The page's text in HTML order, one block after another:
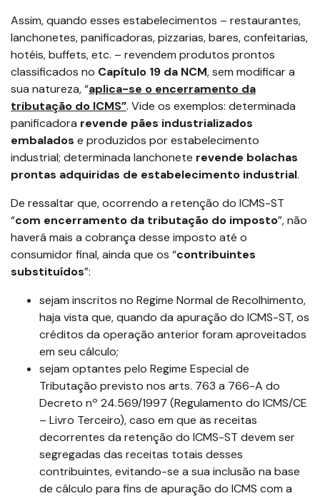
Assim, quando esses estabelecimentos – restaurantes,
lanchonetes, panificadoras, pizzarias, bares, confeitarias,
hotéis, buffets, etc. – revendem produtos prontos
classificados no Capítulo 19 da NCM, sem modificar a
sua natureza, “aplica-se o encerramento da
tributação do ICMS”. Vide os exemplos: determinada
panificadora revende pães industrializados
embalados e produzidos por estabelecimento
industrial; determinada lanchonete revende bolachas
prontas adquiridas de estabelecimento industrial.
De ressaltar que, ocorrendo a retenção do ICMS-ST
“com encerramento da tributação do imposto”, não
haverá mais a cobrança desse imposto até o
consumidor final, ainda que os “contribuintes
substituídos”:
sejam inscritos no Regime Normal de Recolhimento,
haja vista que, quando da apuração do ICMS-ST, os
créditos da operação anterior foram aproveitados
em seu cálculo;
sejam optantes pelo Regime Especial de
Tributação previsto nos arts. 763 a 766-A do
Decreto nº 24.569/1997 (Regulamento do ICMS/CE
– Livro Terceiro), caso em que as receitas
decorrentes da retenção do ICMS-ST devem ser
segregadas das receitas totais desses
contribuintes, evitando-se a sua inclusão na base
de cálculo para fins de apuração do ICMS com a